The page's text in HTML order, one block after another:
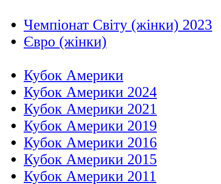
Чемпіонат Світу (жінки) 2023
Євро (жінки)
Кубок Америки
Кубок Америки 2024
Кубок Америки 2021
Кубок Америки 2019
Кубок Америки 2016
Кубок Америки 2015
Кубок Америки 2011